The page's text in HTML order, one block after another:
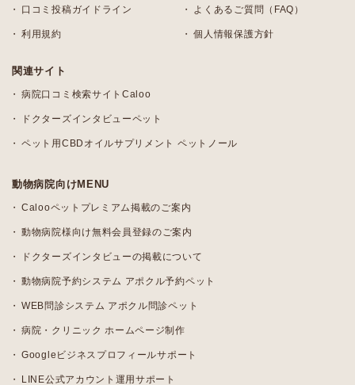
口コミ投稿ガイドライン よくあるご質問（FAQ）
利用規約 個人情報保護方針
関連サイト
病院口コミ検索サイトCaloo
ドクターズインタビューペット
ペット用CBDオイルサプリメント ペットノール
動物病院向けMENU
Calooペットプレミアム掲載のご案内
動物病院様向け無料会員登録のご案内
ドクターズインタビューの掲載について
動物病院予約システム アポクル予約ペット
WEB問診システム アポクル問診ペット
病院・クリニック ホームページ制作
Googleビジネスプロフィールサポート
LINE公式アカウント運用サポート